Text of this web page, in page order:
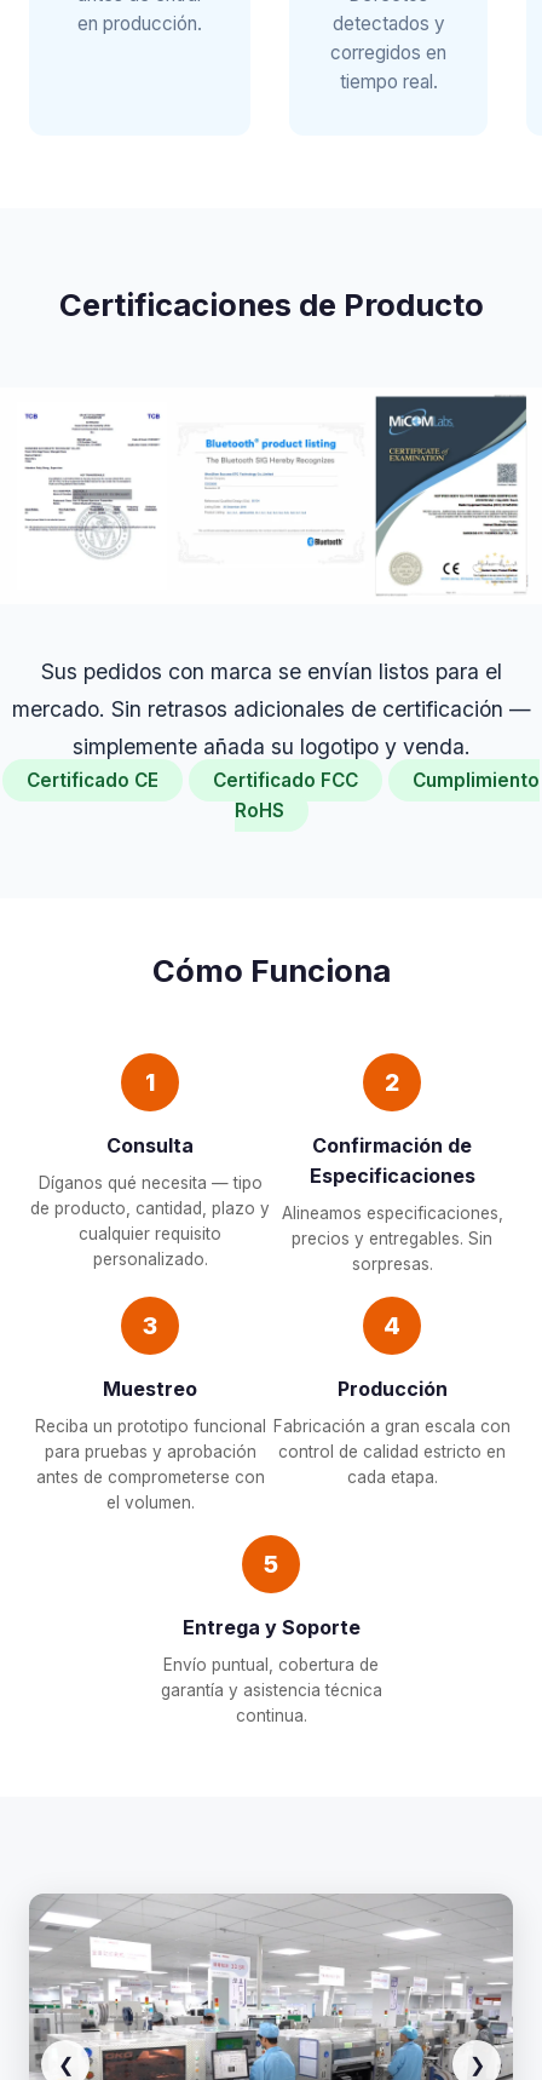
en producción.
detectados y
corregidos en
tiempo real.
Certificaciones de Producto
Sus pedidos con marca se envían listos para el
mercado. Sin retrasos adicionales de certificación —
simplemente añada su logotipo y venda.
Certificado CE Certificado FCC
Cumplimiento
RoHS
Cómo Funciona
1
Consulta
Díganos qué necesita — tipo
de producto, cantidad, plazo y
cualquier requisito
personalizado.
2
Confirmación de
Especificaciones
Alineamos especificaciones,
precios y entregables. Sin
sorpresas.
3
Muestreo
Reciba un prototipo funcional
para pruebas y aprobación
antes de comprometerse con
el volumen.
4
Producción
Fabricación a gran escala con
control de calidad estricto en
cada etapa.
5
Entrega y Soporte
Envío puntual, cobertura de
garantía y asistencia técnica
continua.
❮ ❯